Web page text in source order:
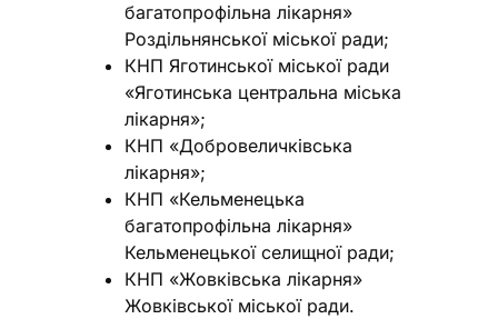
багатопрофільна лікарня»
Роздільнянської міської ради;
КНП Яготинської міської ради
«Яготинська центральна міська
лікарня»;
КНП «Добровеличківська
лікарня»;
КНП «Кельменецька
багатопрофільна лікарня»
Кельменецької селищної ради;
КНП «Жовківська лікарня»
Жовківської міської ради.